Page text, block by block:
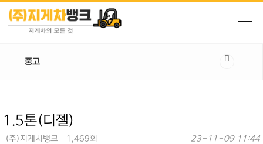
중고
1.5톤(디젤)
(주)지게차뱅크 1,469회 23-11-09 11:44